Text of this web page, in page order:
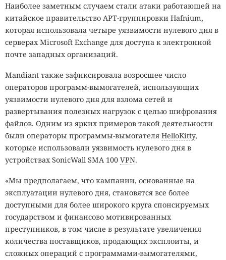
Наиболее заметным случаем стали атаки работающей на
китайское правительство APT-группировки Hafnium,
которая использовала четыре уязвимости нулевого дня в
серверах Microsoft Exchange для доступа к электронной
почте западных организаций.
Mandiant также зафиксировала возросшее число
операторов программ-вымогателей, использующих
уязвимости нулевого дня для взлома сетей и
развертывания полезных нагрузок с целью шифрования
файлов. Одним из ярких примеров такой деятельности
были операторы программы-вымогателя HelloKitty,
которые использовали уязвимость нулевого дня в
устройствах SonicWall SMA 100 VPN.
«Мы предполагаем, что кампании, основанные на
эксплуатации нулевого дня, становятся все более
доступными для более широкого круга спонсируемых
государством и финансово мотивированных
преступников, в том числе в результате увеличения
количества поставщиков, продающих эксплоиты, и
сложных операций с программами-вымогателями,